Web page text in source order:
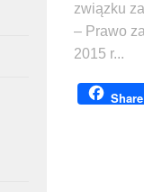
związku
– Prawo
2015 r...
Share